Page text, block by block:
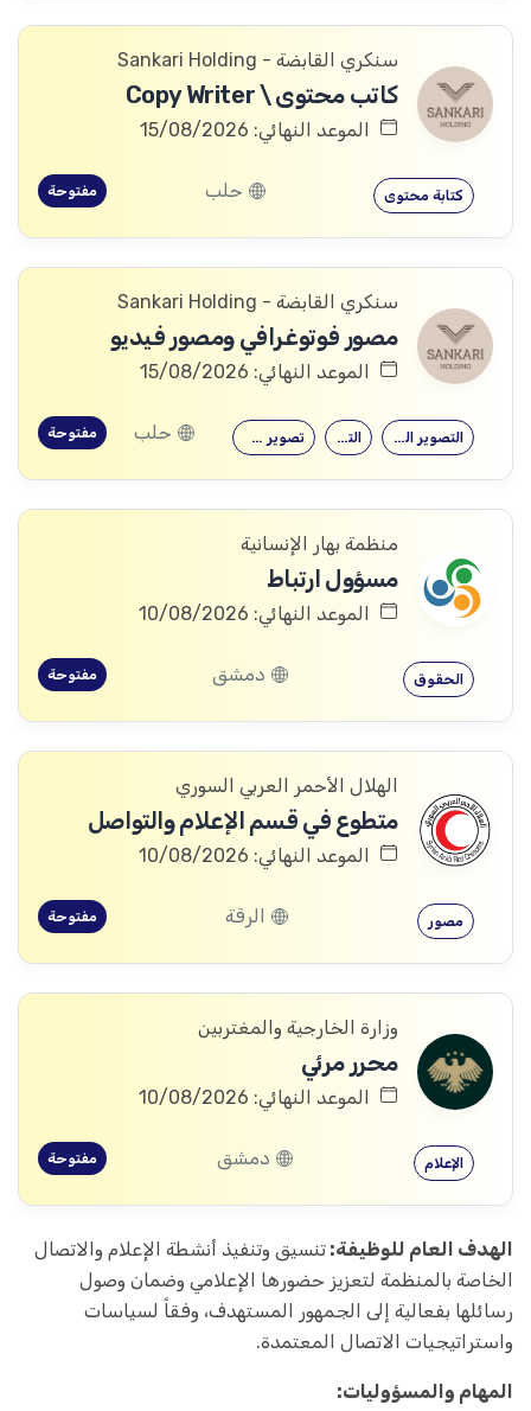
سنكري القابضة - Sankari Holding
كاتب محتوى \ Copy Writer
الموعد النهائي: 15/08/2026
كتابة محتوى حلب مفتوحة
سنكري القابضة - Sankari Holding
مصور فوتوغرافي ومصور فيديو
الموعد النهائي: 15/08/2026
تصوير فوتوغرافي التصوير التصوير الفوتوغرافي حلب مفتوحة
منظمة بهار الإنسانية
مسؤول ارتباط
الموعد النهائي: 10/08/2026
الحقوق دمشق مفتوحة
الهلال الأحمر العربي السوري
متطوع في قسم الإعلام والتواصل
الموعد النهائي: 10/08/2026
مصور الرقة مفتوحة
وزارة الخارجية والمغتربين
محرر مرئي
الموعد النهائي: 10/08/2026
الإعلام دمشق مفتوحة
الهدف العام للوظيفة: تنسيق وتنفيذ أنشطة الإعلام والاتصال
الخاصة بالمنظمة لتعزيز حضورها الإعلامي وضمان وصول
رسائلها بفعالية إلى الجمهور المستهدف، وفقاً لسياسات
واستراتيجيات الاتصال المعتمدة.
المهام والمسؤوليات: